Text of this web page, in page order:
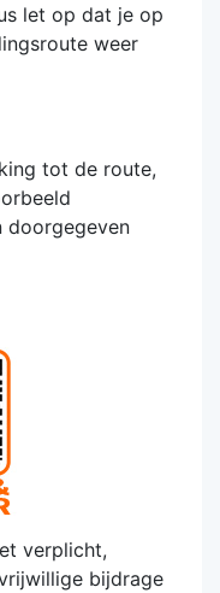
let op dat je op
weer
tot de route,
doorgegeven
verplicht,
bijdrage